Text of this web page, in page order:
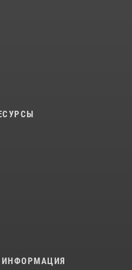
ИНФОРМАЦИЯ